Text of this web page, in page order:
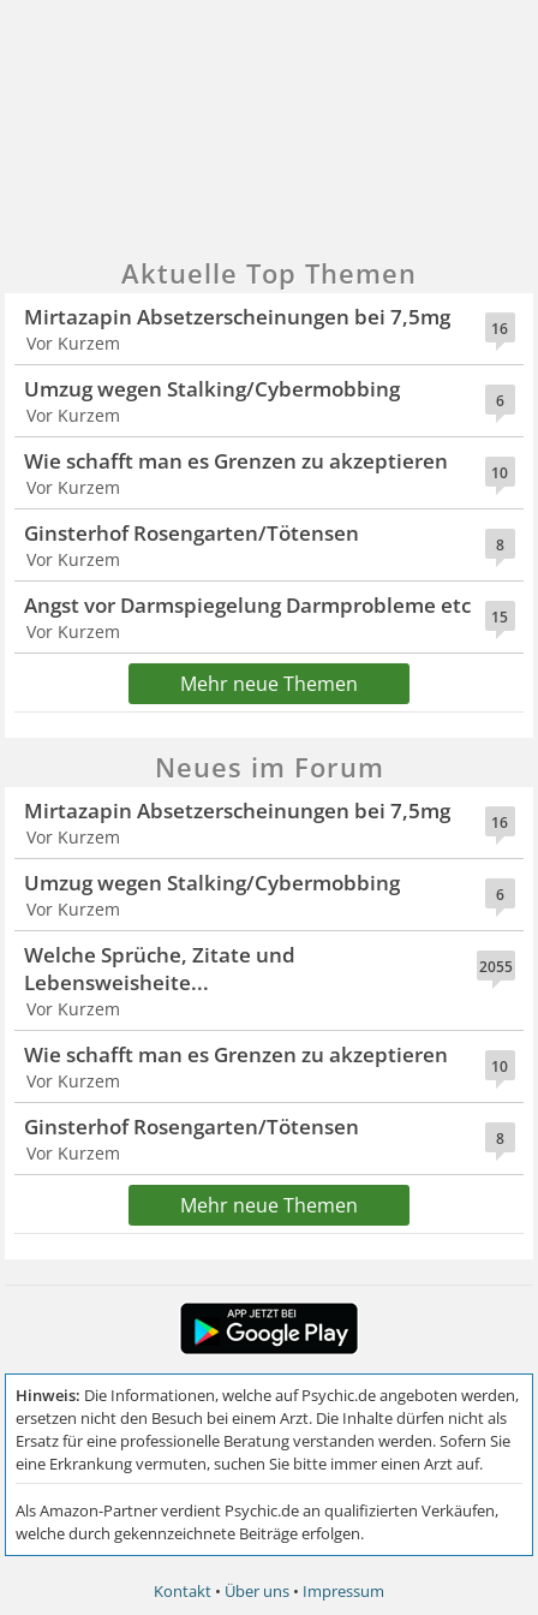
Aktuelle Top Themen
16
Mirtazapin Absetzerscheinungen bei 7,5mg
Vor Kurzem
6
Umzug wegen Stalking/Cybermobbing
Vor Kurzem
10
Wie schafft man es Grenzen zu akzeptieren
Vor Kurzem
8
Ginsterhof Rosengarten/Tötensen
Vor Kurzem
15
Angst vor Darmspiegelung Darmprobleme etc
Vor Kurzem
Mehr neue Themen
Neues im Forum
16
Mirtazapin Absetzerscheinungen bei 7,5mg
Vor Kurzem
6
Umzug wegen Stalking/Cybermobbing
Vor Kurzem
2055
Welche Sprüche, Zitate und
Lebensweisheite...
Vor Kurzem
10
Wie schafft man es Grenzen zu akzeptieren
Vor Kurzem
8
Ginsterhof Rosengarten/Tötensen
Vor Kurzem
Mehr neue Themen
Kontakt • Über uns • Impressum